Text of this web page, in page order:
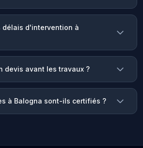
délais d'intervention à
devis avant les travaux ?
à Balogna sont-ils certifiés ?